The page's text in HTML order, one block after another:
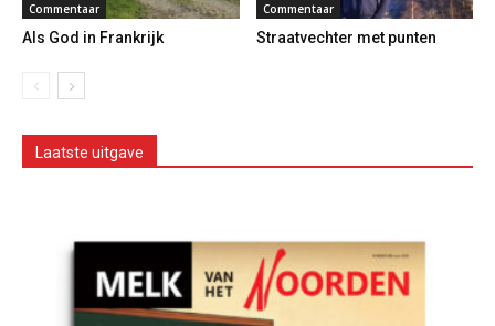
Commentaar
Als God in Frankrijk
Commentaar
Straatvechter met punten
Laatste uitgave